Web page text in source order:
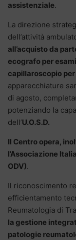
assistenziale.
La direzione
dell’attività
all’acquisto da
ecografo per
capillaroscopio
apparecchiature
di agosto,
potenziando la
dell’U.O.S.D.
Il Centro opera,
l’Associazione
ODV).
Il riconoscimento
efficientamento
Reumatologia di
la gestione
patologie